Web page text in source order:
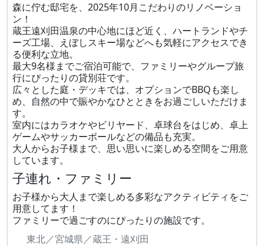
森に佇む邸宅を、2025年10月こだわりのリノベーショ
ン！
蔵王遠刈田温泉の中心地にほど近く、ハートランドやチ
ーズ工場、えぼしスキー場などへも気軽にアクセスでき
る便利な立地。
最大9名様までご宿泊可能で、ファミリーやグループ旅
行にぴったりの貸別荘です。
広々とした庭・デッキでは、オプションでBBQも楽し
め、自然の中で賑やかなひとときをお過ごしいただけま
す。
室内にはカラオケやビリヤード、卓球台をはじめ、卓上
ゲームやサッカーボールなどの備品も充実。
大人からお子様まで、思い思いに楽しめる空間をご用意
しています。
子連れ・ファミリー
お子様から大人まで楽しめる多彩なアクティビティをご
用意してます！
ファミリーで過ごすのにぴったりの施設です。
東北／宮城県／蔵王・遠刈田